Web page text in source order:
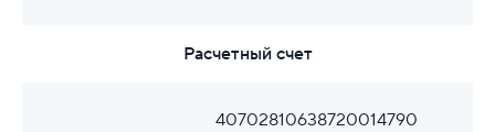
Расчетный счет
40702810638720014790